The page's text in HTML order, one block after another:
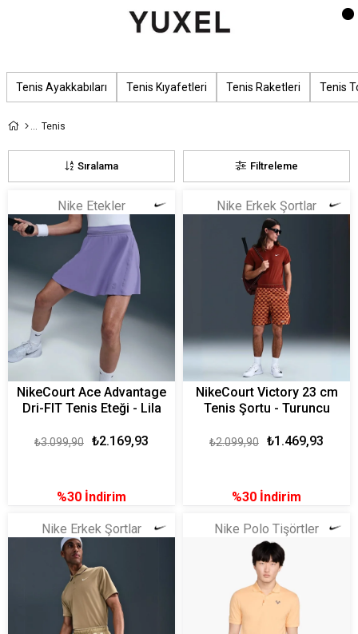
Tenis Ayakkabıları Tenis Kıyafetleri Tenis Raketleri Tenis
Tenis
Filtreleme
Sıralama
Nike Etekler
NikeCourt Ace Advantage
Dri-FIT Tenis Eteği - Lila
₺2.169,93
₺3.099,90
%30 İndirim
Nike Erkek Şortlar
NikeCourt Victory 23 cm
Tenis Şortu - Turuncu
₺1.469,93
₺2.099,90
%30 İndirim
Nike Erkek Şortlar Nike Polo Tişörtler